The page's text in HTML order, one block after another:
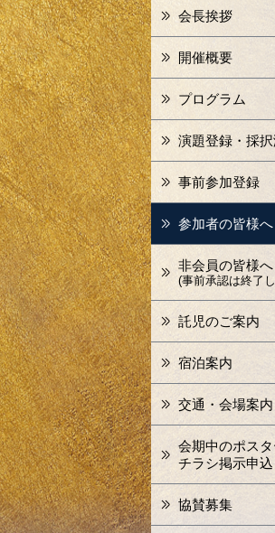
会長挨拶
開催概要
プログラム
演題登録・採
事前参加登録
参加者の皆様へ
非会員の皆様へ
(事前承認は終了
託児のご案内
宿泊案内
交通・会場案内
会期中のポスタ
チラシ掲示申込
協賛募集